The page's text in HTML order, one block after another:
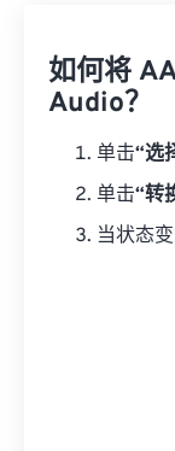
如何将
Audio？
单击“选
单击“转
当状态